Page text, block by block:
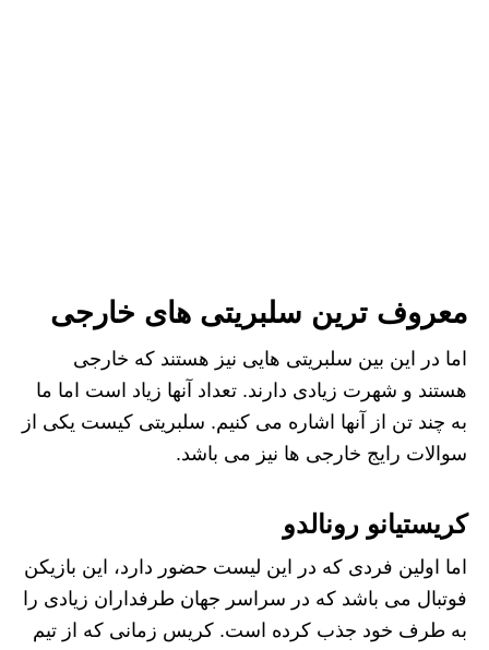
معروف ترین سلبریتی های خارجی
اما در این بین سلبریتی هایی نیز هستند که خارجی
هستند و شهرت زیادی دارند. تعداد آنها زیاد است اما ما
به چند تن از آنها اشاره می کنیم. سلبریتی کیست یکی از
سوالات رایج خارجی ها نیز می باشد.
کریستیانو رونالدو
اما اولین فردی که در این لیست حضور دارد، این بازیکن
فوتبال می باشد که در سراسر جهان طرفداران زیادی را
به طرف خود جذب کرده است. کریس زمانی که از تیم